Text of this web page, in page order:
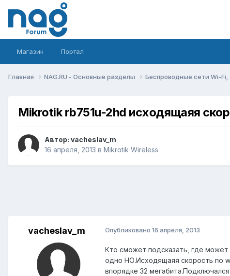
Магазин Портал
Главная NAG.RU - Основные разделы Беспроводные сети Wi-Fi,
Mikrotik rb751u-2hd исходящаяя
Автор: vacheslav_m
16 апреля, 2013 в Mikrotik Wireless
vacheslav_m Опубликовано 16 апреля, 2013
Кто сможет подсказать, где может
одно НО.Исходящаяя скорость по
впорядке 32